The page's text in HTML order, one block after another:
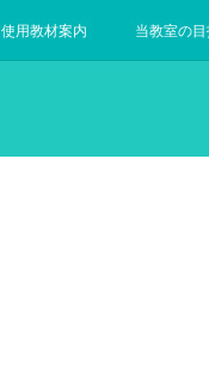
使用教材案内 当教室の